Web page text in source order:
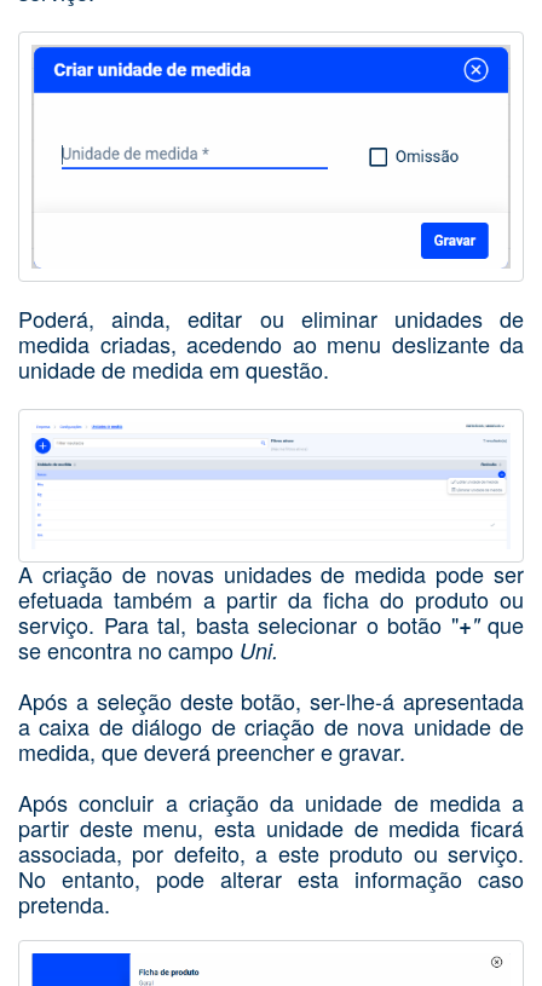
Poderá, ainda, editar ou eliminar unidades de
medida criadas, acedendo ao menu deslizante da
unidade de medida em questão.
A criação de novas unidades de medida pode ser
efetuada também a partir da ficha do produto ou
serviço. Para tal, basta selecionar o botão "+"que
se encontra no campo Uni.
Após a seleção deste botão, ser-lhe-á apresentada
a caixa de diálogo de criação de nova unidade de
medida, que deverá preencher e gravar.
Após concluir a criação da unidade de medida a
partir deste menu, esta unidade de medida ficará
associada, por defeito, a este produto ou serviço.
No entanto, pode alterar esta informação caso
pretenda.